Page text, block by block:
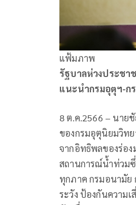
แฟ้มภาพ
รัฐบาลห่วงประช
แนะนำกรมอุตุฯ-ก
8 ต.ค.2566 – นาย
ของกรมอุตุนิยมวิท
จากอิทธิพลของร่อ
สถานการณ์น้ำท่วม
ทุกภาค กรมอนามัย
ระวัง ป้องกันความ